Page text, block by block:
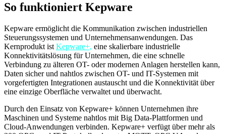
So funktioniert Kepware
Kepware ermöglicht die Kommunikation zwischen industriellen
Steuerungssystemen und Unternehmensanwendungen. Das
Kernprodukt ist Kepware+, eine skalierbare industrielle
Konnektivitätslösung für Unternehmen, die eine schnelle
Verbindung zu älteren OT- oder modernen Anlagen herstellen kann,
Daten sicher und nahtlos zwischen OT- und IT-Systemen mit
vorgefertigten Integrationen austauscht und die Konnektivität über
eine einzige Oberfläche verwaltet und überwacht.
Durch den Einsatz von Kepware+ können Unternehmen ihre
Maschinen und Systeme nahtlos mit Big Data-Plattformen und
Cloud-Anwendungen verbinden. Kepware+ verfügt über mehr als